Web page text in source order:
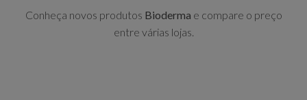
Conheça novos produtos Bioderma e compare o preço
entre várias lojas.